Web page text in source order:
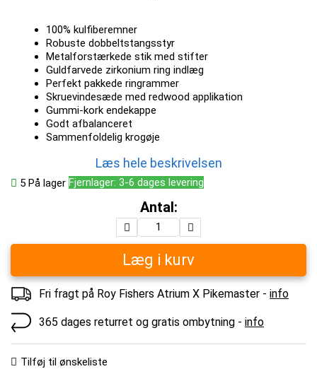
100% kulfiberemner
Robuste dobbeltstangsstyr
Metalforstærkede stik med stifter
Guldfarvede zirkonium ring indlæg
Perfekt pakkede ringrammer
Skruevindesæde med redwood applikation
Gummi-kork endekappe
Godt afbalanceret
Sammenfoldelig krogøje
Læs hele beskrivelsen
5 På lager Fjernlager: 3-6 dages levering
Antal:
Læg i kurv
Fri fragt på Roy Fishers Atrium X Pikemaster - info
365 dages returret og gratis ombytning - info
Tilføj til ønskeliste